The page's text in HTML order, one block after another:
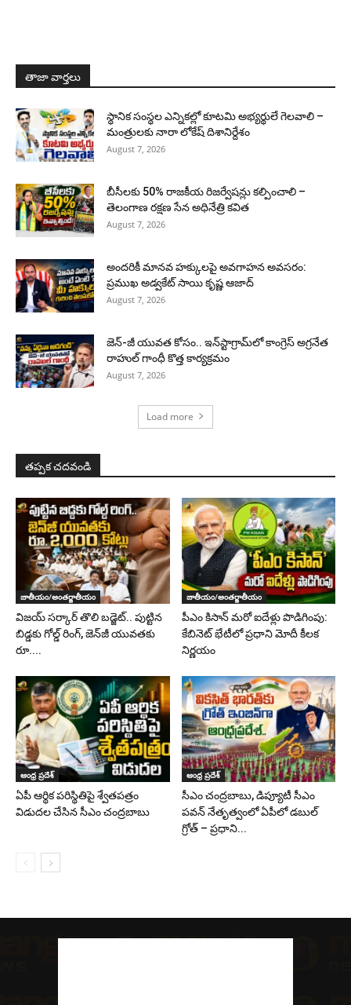
తాజా వార్తలు
స్థానిక సంస్థల ఎన్నికల్లో కూటమి అభ్యర్థులే గెలవాలి –
మంత్రులకు నారా లోకేష్ దిశానిర్దేశం
August 7, 2026
బీసీలకు 50% రాజకీయ రిజర్వేషన్లు కల్పించాలి –
తెలంగాణ రక్షణ సేన అధినేత్రి కవిత
August 7, 2026
అందరికీ మానవ హక్కులపై అవగాహన అవసరం:
ప్రముఖ అడ్వకేట్ సాయి కృష్ణ ఆజాద్
August 7, 2026
జెన్-జీ యువత కోసం.. ఇన్‌స్టాగ్రామ్‌లో కాంగ్రెస్ అగ్రనేత
రాహుల్ గాంధీ కొత్త కార్యక్రమం
August 7, 2026
Load more
తప్పక చదవండి
జాతీయం/అంతర్జాతీయం
విజయ్ సర్కార్ తొలి బడ్జెట్.. పుట్టిన
బిడ్డకు గోల్డ్ రింగ్, జెన్‌జీ యువతకు
రూ....
జాతీయం/అంతర్జాతీయం
పీఎం కిసాన్ మరో ఐదేళ్లు పొడిగింపు:
కేబినెట్ భేటీలో ప్రధాని మోదీ కీలక
నిర్ణయం
ఆంధ్ర ప్రదేశ్
ఏపీ ఆర్థిక పరిస్థితిపై శ్వేతపత్రం
విడుదల చేసిన సీఎం చంద్రబాబు
ఆంధ్ర ప్రదేశ్
సీఎం చంద్రబాబు, డిప్యూటీ సీఎం
పవన్‌ నేతృత్వంలో ఏపీలో డబుల్‌
గ్రోత్ – ప్రధాని...